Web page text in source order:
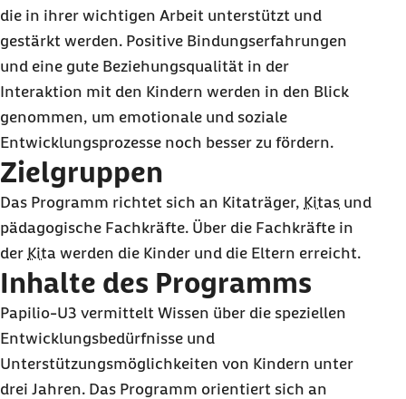
die in ihrer wichtigen Arbeit unterstützt und
gestärkt werden. Positive Bindungserfahrungen
und eine gute Beziehungsqualität in der
Interaktion mit den Kindern werden in den Blick
genommen, um emotionale und soziale
Entwicklungsprozesse noch besser zu fördern.
Zielgruppen
Das Programm richtet sich an Kitaträger, Kitas und
pädagogische Fachkräfte. Über die Fachkräfte in
der Kita werden die Kinder und die Eltern erreicht.
Inhalte des Programms
Papilio-U3 vermittelt Wissen über die speziellen
Entwicklungsbedürfnisse und
Unterstützungsmöglichkeiten von Kindern unter
drei Jahren. Das Programm orientiert sich an